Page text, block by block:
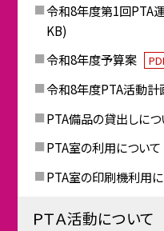
令和8年度第1回PTA
KB)
令和8年度予算案
令和8年度PTA活動計
PTA備品の貸出しにつ
PTA室の利用について
PTA室の印刷機利用
ＰＴＡ活動について